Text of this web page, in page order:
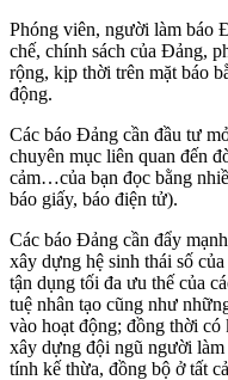
Phóng viên, người làm báo
chế, chính sách của Đảng,
rộng, kịp thời trên mặt báo
động.
Các báo Đảng cần đầu tư
chuyên mục liên quan đến
cảm…của bạn đọc bằng
báo giấy, báo điện tử).
Các báo Đảng cần đẩy
xây dựng hệ sinh thái số
tận dụng tối đa ưu thế của
tuệ nhân tạo cũng như
vào hoạt động; đồng thời có
xây dựng đội ngũ người làm
tính kế thừa, đồng bộ ở tất